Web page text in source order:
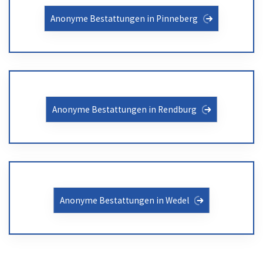
Anonyme Bestattungen in Pinneberg
Anonyme Bestattungen in Rendburg
Anonyme Bestattungen in Wedel